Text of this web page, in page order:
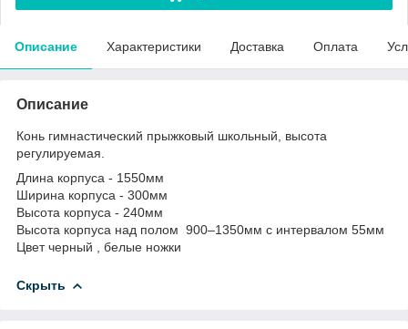
Описание Характеристики Доставка Оплата
Описание
Конь гимнастический прыжковый школьный, высота
регулируемая.
Длина корпуса - 1550мм
Ширина корпуса - 300мм
Высота корпуса - 240мм
Высота корпуса над полом 900–1350мм с интервалом 55мм
Цвет черный , белые ножки
Скрыть